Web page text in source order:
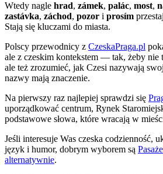
Wtedy nagle hrad, zámek, palác, most,
zastávka, záchod, pozor i prosím
Stają się kluczami do miasta.
Polscy przewodnicy z CzeskaPraga.pl
ale z czeskim kontekstem — tak, żeby nie
ale też zrozumieć, jak Czesi nazywają
nazwy mają znaczenie.
Na pierwszy raz najlepiej sprawdzi się
uporządkować centrum, Rynek
podstawowe słowa, które wracają w
Jeśli interesuje Was czeska codzienność,
język i humor, dobrym wyborem są
alternatywnie.